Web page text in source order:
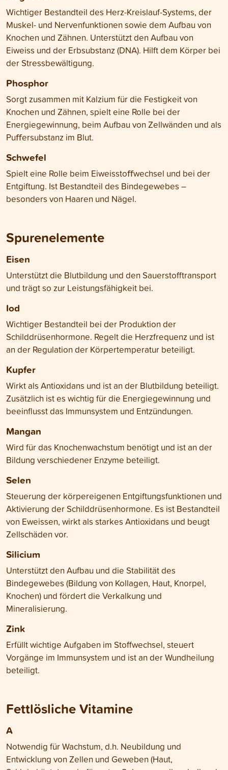
Wichtiger Bestandteil des Herz-Kreislauf-Systems, der
Muskel- und Nervenfunktionen sowie dem Aufbau von
Knochen und Zähnen. Unterstützt den Aufbau von
Eiweiss und der Erbsubstanz (DNA). Hilft dem Körper bei
der Stressbewältigung.
Phosphor
Sorgt zusammen mit Kalzium für die Festigkeit von
Knochen und Zähnen, spielt eine Rolle bei der
Energiegewinnung, beim Aufbau von Zellwänden und als
Puﬀersubstanz im Blut.
Schwefel
Spielt eine Rolle beim Eiweisstoﬀwechsel und bei der
Entgiftung. Ist Bestandteil des Bindegewebes –
besonders von Haaren und Nägel.
Spurenelemente
Eisen
Unterstützt die Blutbildung und den Sauerstofftransport
und trägt so zur Leistungsfähigkeit bei.
Iod
Wichtiger Bestandteil bei der Produktion der
Schilddrüsenhormone. Regelt die Herzfrequenz und ist
an der Regulation der Körpertemperatur beteiligt.
Kupfer
Wirkt als Antioxidans und ist an der Blutbildung beteiligt.
Zusätzlich ist es wichtig für die Energiegewinnung und
beeinflusst das Immunsystem und Entzündungen.
Mangan
Wird für das Knochenwachstum benötigt und ist an der
Bildung verschiedener Enzyme beteiligt.
Selen
Steuerung der körpereigenen Entgiftungsfunktionen und
Aktivierung der Schilddrüsenhormone. Es ist Bestandteil
von Eweissen, wirkt als starkes Antioxidans und beugt
Zellschäden vor.
Silicium
Unterstützt den Aufbau und die Stabilität des
Bindegewebes (Bildung von Kollagen, Haut, Knorpel,
Knochen) und fördert die Verkalkung und
Mineralisierung.
Zink
Erfüllt wichtige Aufgaben im Stoffwechsel, steuert
Vorgänge im Immunsystem und ist an der Wundheilung
beteiligt.
Fettlösliche Vitamine
A
Notwendig für Wachstum, d.h. Neubildung und
Entwicklung von Zellen und Geweben (Haut,